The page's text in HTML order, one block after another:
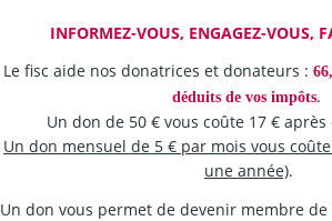
INFORMEZ-VOUS, ENGAGEZ-VOUS,
Le fisc aide nos donatrices et donateurs :
déduits de vos impôts.
Un don de 50 € vous coûte 17 €
Un don mensuel de 5 € par mois vous
une année).
Un don vous permet de devenir membre de